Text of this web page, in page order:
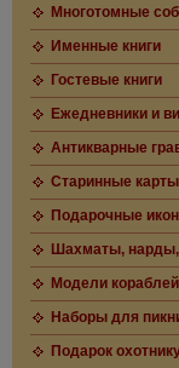
Многотомные
Именные книги
Гостевые книги
Ежедневники и
Антикварные
Старинные карты
Подарочные
Шахматы, нарды,
Модели
Наборы для
Подарок